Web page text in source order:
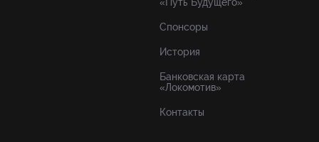
Спонсоры
История
Банковская карта
«Локомотив»
Контакты